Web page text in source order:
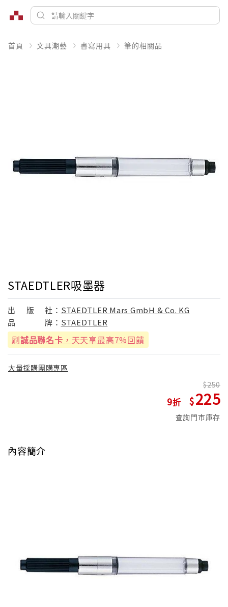
首頁 文具潮藝 書寫用具 筆的相關品
STAEDTLER吸墨器
出 版 社： STAEDTLER Mars GmbH & Co. KG
品
牌： STAEDTLER
刷誠品聯名卡 ，天天享最高7%回饋
大量採購團購專區
9
250
225
查詢門市庫存
內容簡介